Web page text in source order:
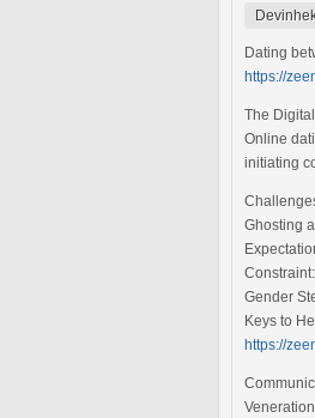
Dating
https://
The
Online
initiating
Ghosting
Gender
Keys to
https://